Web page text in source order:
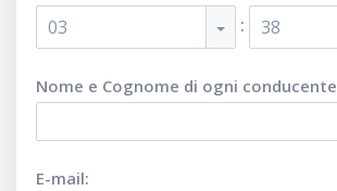
03 : 38
Nome e Cognome di ogni conducente
E-mail: